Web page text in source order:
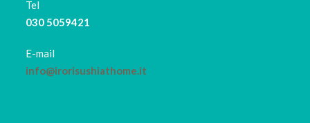
Tel
030 5059421
E-mail
info@irorisushiathome.it